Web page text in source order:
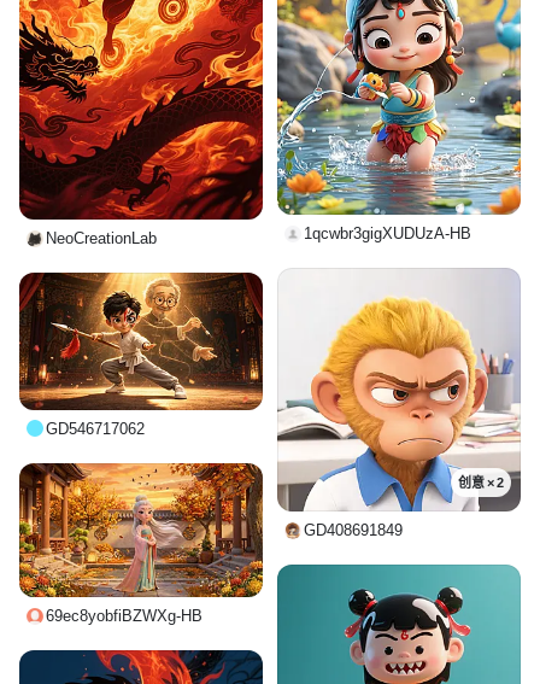
NeoCreationLab 1qcwbr3gigXUDUzA-HB
创意 × 2
GD408691849
GD546717062
69ec8yobfiBZWXg-HB